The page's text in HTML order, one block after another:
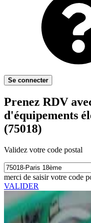
Se connecter
Prenez RDV
d'équipements
(75018)
Validez votre code postal
merci de saisir votre code
VALIDER